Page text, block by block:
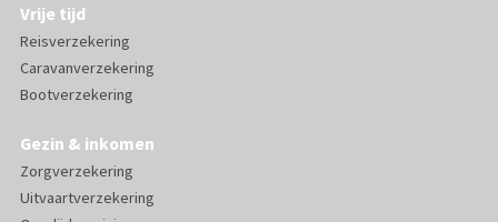
Vrije tijd
Reisverzekering
Caravanverzekering
Bootverzekering
Gezin & inkomen
Zorgverzekering
Uitvaartverzekering